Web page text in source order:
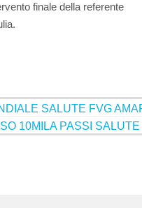
finale della referente
SALUTE FVG
10MILA PASSI SALUTE